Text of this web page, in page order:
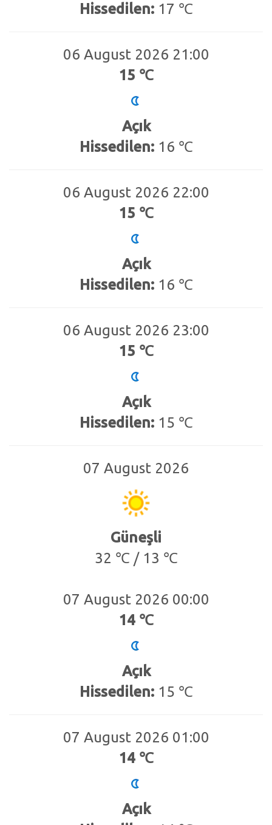
Hissedilen:17 ℃
06 August 2026 21:00
15 ℃
Açık
Hissedilen:16 ℃
06 August 2026 22:00
15 ℃
Açık
Hissedilen:16 ℃
06 August 2026 23:00
15 ℃
Açık
Hissedilen:15 ℃
07 August 2026
Güneşli
32 ℃ / 13 ℃
07 August 2026 00:00
14 ℃
Açık
Hissedilen:15 ℃
07 August 2026 01:00
14 ℃
Açık